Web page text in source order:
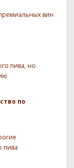
вин
пива, но
по
пива